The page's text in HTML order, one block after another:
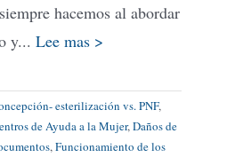
hacemos al abordar
y... Lee mas >
esterilización vs. PNF,
de Ayuda a la Mujer, Daños de
, Funcionamiento de los